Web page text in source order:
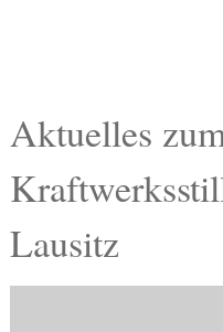
Kultur
Termine
Kostenlos
Aktuelles
Lausitz